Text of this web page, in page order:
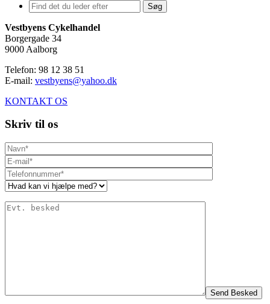
Søg
Vestbyens Cykelhandel
Borgergade 34
9000 Aalborg
Telefon: 98 12 38 51
E-mail: vestbyens@yahoo.dk
KONTAKT OS
Skriv til os